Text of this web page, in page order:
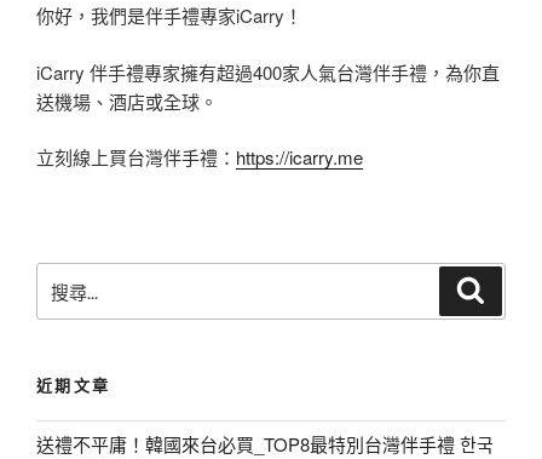
你好，我們是伴手禮專家iCarry！
iCarry 伴手禮專家擁有超過400家人氣台灣伴手禮，為你直
送機場、酒店或全球。
立刻線上買台灣伴手禮： https://icarry.me
尋
字
:
近期文章
送禮不平庸！韓國來台必買_TOP8最特別台灣伴手禮 한국